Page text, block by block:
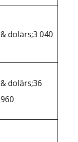
& dolārs;3 040
& dolārs;36
960